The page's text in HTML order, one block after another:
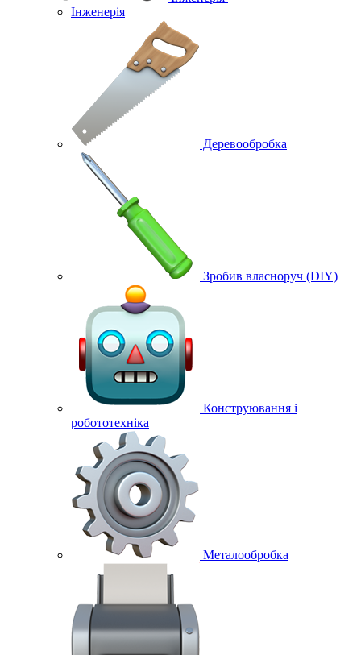
Інженерія
Деревообробка
Зробив власноруч (DIY)
Конструювання і
робототехніка
Металообробка